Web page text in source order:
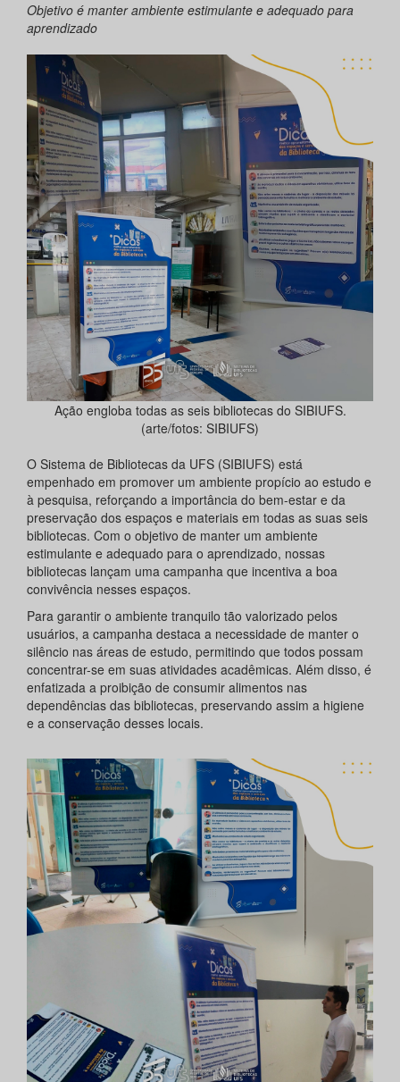
Objetivo é manter ambiente estimulante e adequado para
aprendizado
Ação engloba todas as seis bibliotecas do SIBIUFS.
(arte/fotos: SIBIUFS)
O Sistema de Bibliotecas da UFS (SIBIUFS) está
empenhado em promover um ambiente propício ao estudo e
à pesquisa, reforçando a importância do bem-estar e da
preservação dos espaços e materiais em todas as suas seis
bibliotecas. Com o objetivo de manter um ambiente
estimulante e adequado para o aprendizado, nossas
bibliotecas lançam uma campanha que incentiva a boa
convivência nesses espaços.
Para garantir o ambiente tranquilo tão valorizado pelos
usuários, a campanha destaca a necessidade de manter o
silêncio nas áreas de estudo, permitindo que todos possam
concentrar-se em suas atividades acadêmicas. Além disso, é
enfatizada a proibição de consumir alimentos nas
dependências das bibliotecas, preservando assim a higiene
e a conservação desses locais.